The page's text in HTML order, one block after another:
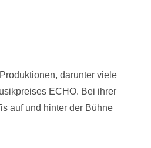
darunter viele
ECHO. Bei ihrer
auf und hinter der Bühne